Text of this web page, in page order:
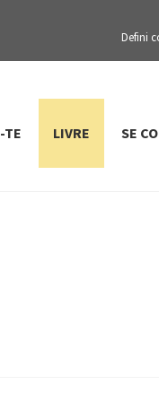
Defini
TE LIVRE SE